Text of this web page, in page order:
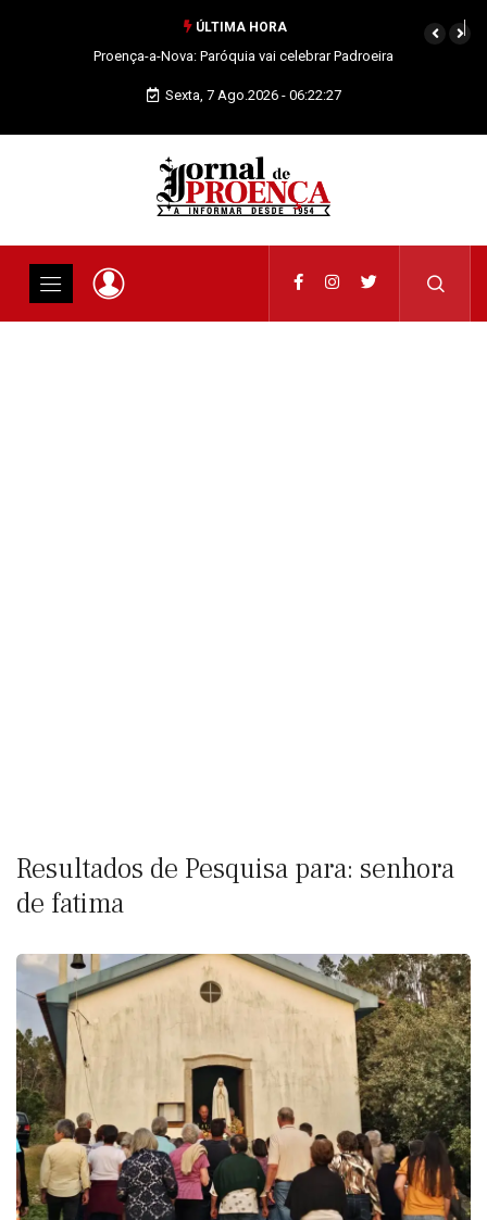
ÚLTIMA HORA
Proença-a-Nova: Paróquia vai celebrar Padroeira
Sexta, 7 Ago.2026 - 06:22:28
Resultados de Pesquisa para: senhora
de fatima